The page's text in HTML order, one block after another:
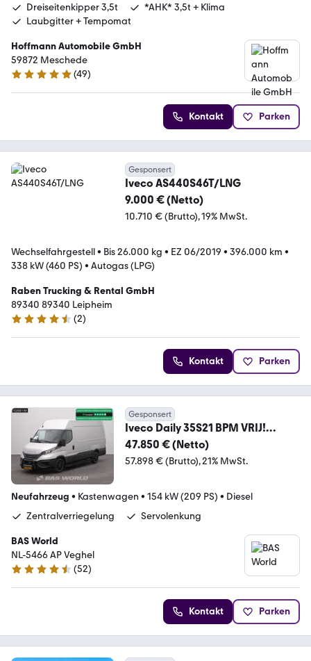
Dreiseitenkipper 3,5t
*AHK* 3,5t + Klima
Laubgitter + Tempomat
Hoffmann Automobile GmbH
59872 Meschede
4.9 Sterne
(49)
Kontakt Parken
Gesponsert
Iveco AS440S46T/LNG
9.000 € (Netto)
10.710 € (Brutto) 19% MwSt.
Wechselfahrgestell• Bis 26.000 kg • EZ 06/2019 • 396.000 km •
338 kW (460 PS) • Autogas (LPG)
Raben Trucking & Rental GmbH
89340 89340 Leipheim
4.5 Sterne
(2)
Kontakt Parken
Gesponsert
Iveco Daily 35S21 BPM VRIJ!
Automaat Black Edition 202
47.850 € (Netto)
57.898 € (Brutto) 21% MwSt.
Neufahrzeug • Kastenwagen • 154 kW (209 PS) • Diesel
Zentralverriegelung
Servolenkung
BAS World
NL-5466 AP Veghel
4.7 Sterne
(52)
Kontakt Parken